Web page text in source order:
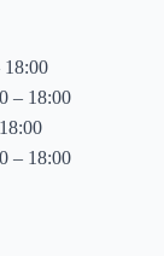
18:00
– 18:00
– 18:00